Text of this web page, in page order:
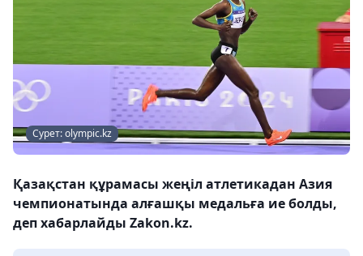
Сурет: olympic.kz
Қазақстан құрамасы жеңіл атлетикадан Азия
чемпионатында алғашқы медальға ие болды,
деп хабарлайды Zakon.kz.